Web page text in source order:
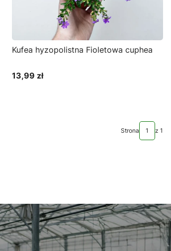
Kufea hyzopolistna Fioletowa cuphea
Cena
13,99 zł
Strona z 1